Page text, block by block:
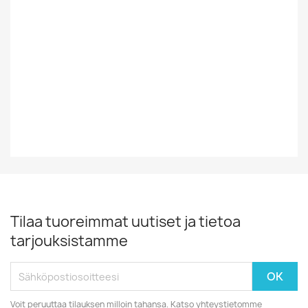
Tilaa tuoreimmat uutiset ja tietoa
tarjouksistamme
Voit peruuttaa tilauksen milloin tahansa. Katso yhteystietomme